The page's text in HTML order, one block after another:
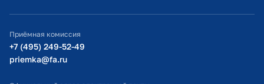
Министерство просвещения РФ
Министерство науки и высшего образования РФ
Приёмная комиссия
+7 (495) 249-52-49
priemka@fa.ru